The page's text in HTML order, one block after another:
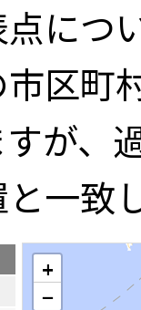
につ
区町
が、
一致
+
−